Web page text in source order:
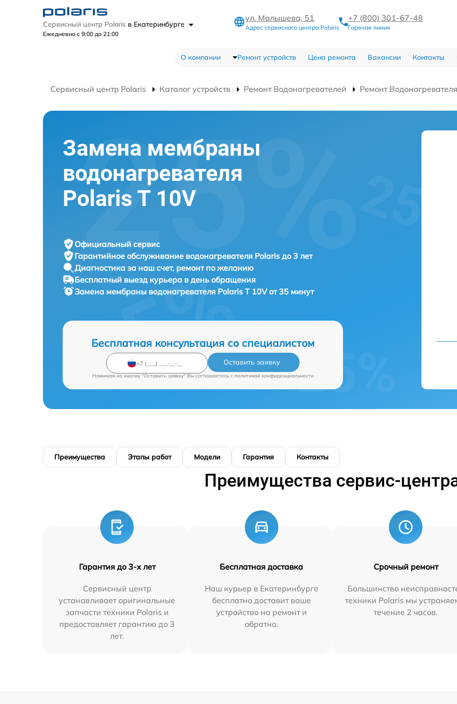
Сервисный центр Polaris в Екатеринбурге
Ежедневно с 9:00 до 21:00
ул. Малышева, 51
Адрес сервисного центра Polaris
+7 (800) 301-67-48
Горячая линия
О компании Ремонт устройств Цена ремонта Вакансии Контакты
Сервисный центр Polaris Каталог устройств Ремонт Водонагревателей Ремонт
Замена мембраны
водонагревателя
Polaris T 10V
Официальный сервис
Гарантийное обслуживание водонагревателя Polaris до 3 лет
Диагностика за наш счет, ремонт по желанию
Бесплатный выезд курьера в день обращения
Замена мембраны водонагревателя Polaris T 10V от 35 минут
Бесплатная консультация со специалистом
Оставить заявку
Нажимая на кнопку "Оставить заявку" Вы соглашаетесь c политикой конфиденциальности
Преимущества Этапы работ Модели Гарантия Контакты
Преимущества сервис-
Гарантия до 3-х лет
Сервисный центр
устанавливает оригинальные
запчасти техники Polaris и
предоставляет гарантию до 3
лет.
Бесплатная доставка
Наш курьер в Екатеринбурге
бесплатно доставит ваше
устройство на ремонт и
обратно.
Срочный ремонт
Большинство
техники Polaris мы
течение 2 часов.